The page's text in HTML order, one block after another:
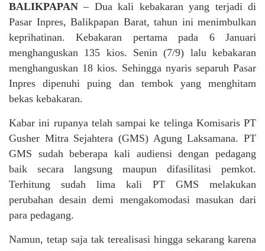
BALIKPAPAN – Dua kali kebakaran yang terjadi di
Pasar Inpres, Balikpapan Barat, tahun ini menimbulkan
keprihatinan. Kebakaran pertama pada 6 Januari
menghanguskan 135 kios. Senin (7/9) lalu kebakaran
menghanguskan 18 kios. Sehingga nyaris separuh Pasar
Inpres dipenuhi puing dan tembok yang menghitam
bekas kebakaran.
Kabar ini rupanya telah sampai ke telinga Komisaris PT
Gusher Mitra Sejahtera (GMS) Agung Laksamana. PT
GMS sudah beberapa kali audiensi dengan pedagang
baik secara langsung maupun difasilitasi pemkot.
Terhitung sudah lima kali PT GMS melakukan
perubahan desain demi mengakomodasi masukan dari
para pedagang.
Namun, tetap saja tak terealisasi hingga sekarang karena